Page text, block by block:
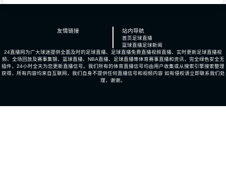
友情链接 站内导航
首页足球直播
篮球直播足球新闻
24直播网为广大球迷提供全面及时的足球直播、足球直播免费直播视频直播、实时更新足球直播视
频、全场回放及赛事集锦、篮球直播、NBA直播、足球直播等体育赛事直播和资讯，完全绿色安全无
插件，24小时全天为您更新直播信号。我们所有的体育直播信号均由用户收集或从搜索引擎搜索整理
获得，所有内容均来自互联网，我们自身不提供任何直播信号和视频内容 如有侵权请立即联系我们处
理，谢谢。